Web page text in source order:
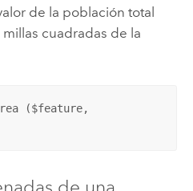
de la población total
cuadradas de la
($feature,